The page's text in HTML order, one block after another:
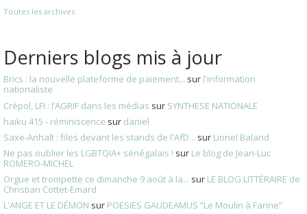
Toutes les archives
Derniers blogs mis à jour
Brics : la nouvelle plateforme de paiement... sur l'information
nationaliste
Crépol, LFI : l’AGRIF dans les médias sur SYNTHESE NATIONALE
haiku 415 - réminiscence sur daniel
Saxe-Anhalt : files devant les stands de l'AfD... sur Lionel Baland
Ne pas oublier les LGBTQIA+ sénégalais ! sur Le blog de Jean-Luc
ROMERO-MICHEL
Orgue et trompette ce dimanche 9 août à la... sur LE BLOG LITTÉRAIRE de
Christian Cottet-Emard
L'ANGE ET LE DÉMON sur POESIES GAUDEAMUS ”Le Moulin à Farine”